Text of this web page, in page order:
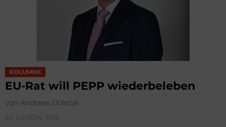
KOLUMNE
EU-Rat will PEPP wiederbeleben
von Andreas Dolezal
30. Juli 2026, 19:23